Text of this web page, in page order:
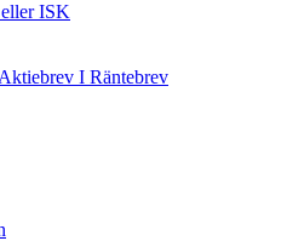
ISK
I Räntebrev